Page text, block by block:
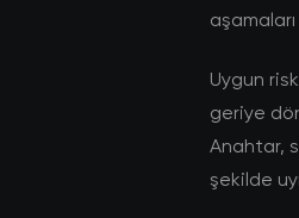
Uygun
geriye
Anahtar,
şekilde